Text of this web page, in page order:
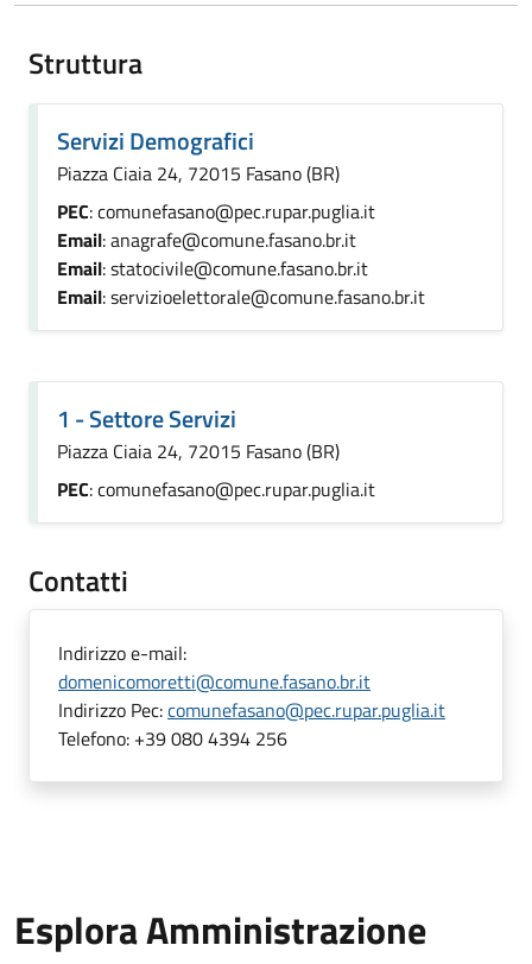
Struttura
Servizi Demografici
Piazza Ciaia 24, 72015 Fasano (BR)
PEC: comunefasano@pec.rupar.puglia.it
Email: anagrafe@comune.fasano.br.it
Email: statocivile@comune.fasano.br.it
Email: servizioelettorale@comune.fasano.br.it
1 - Settore Servizi
Piazza Ciaia 24, 72015 Fasano (BR)
PEC: comunefasano@pec.rupar.puglia.it
Contatti
Indirizzo e-mail:
domenicomoretti@comune.fasano.br.it
Indirizzo Pec:comunefasano@pec.rupar.puglia.it
Telefono: +39 080 4394 256
Esplora Amministrazione